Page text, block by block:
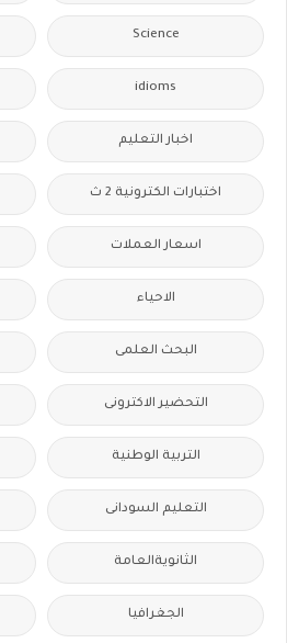
Science
idioms
اخبار التعليم
اختبارات الكترونية 2 ث
اسعار العملات
الاحياء
البحث العلمى
التحضير الاكترونى
التربية الوطنية
التعليم السودانى
الثانويةالعامة
الجغرافيا